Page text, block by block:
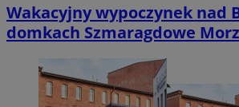
Wakacyjny wypoczynek nad
domkach Szmaragdowe